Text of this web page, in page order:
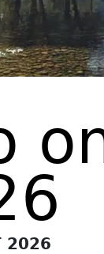
2026